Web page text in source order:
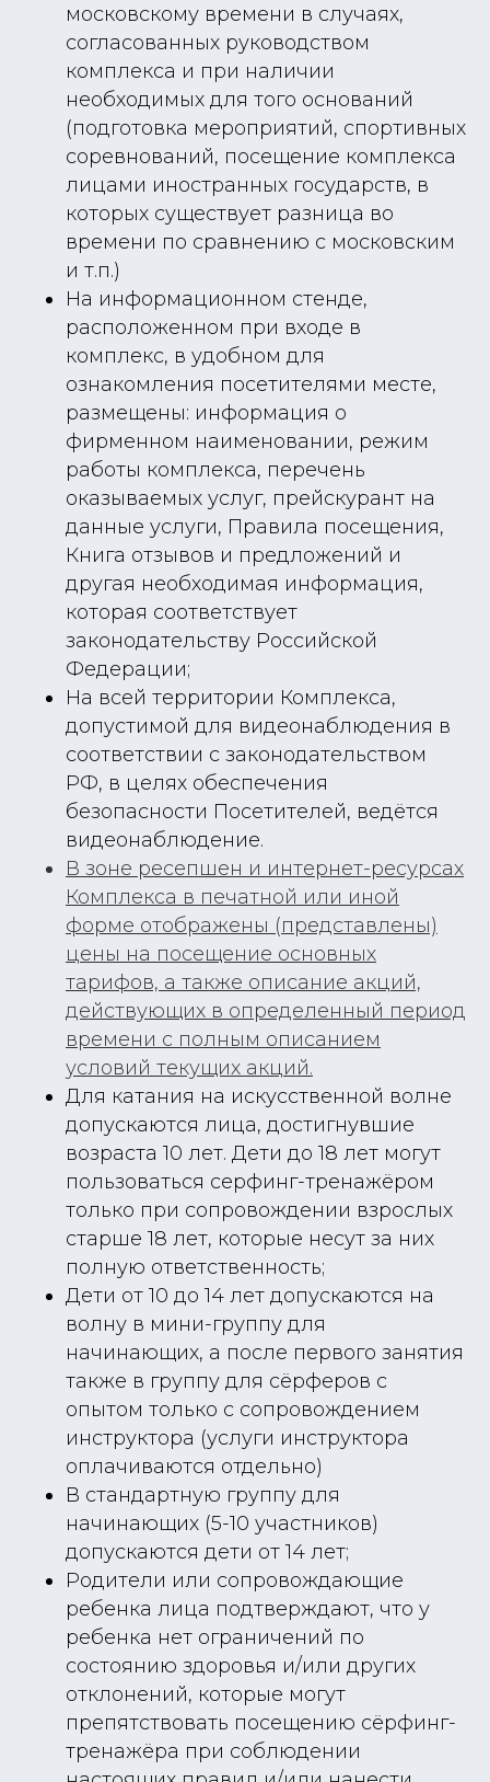
московскому времени в случаях,
согласованных руководством
комплекса и при наличии
необходимых для того оснований
(подготовка мероприятий, спортивных
соревнований, посещение комплекса
лицами иностранных государств, в
которых существует разница во
времени по сравнению с московским
и т.п.)
На информационном стенде,
расположенном при входе в
комплекс, в удобном для
ознакомления посетителями месте,
размещены: информация о
фирменном наименовании, режим
работы комплекса, перечень
оказываемых услуг, прейскурант на
данные услуги, Правила посещения,
Книга отзывов и предложений и
другая необходимая информация,
которая соответствует
законодательству Российской
Федерации;
На всей территории Комплекса,
допустимой для видеонаблюдения в
соответствии с законодательством
РФ, в целях обеспечения
безопасности Посетителей, ведётся
видеонаблюдение.
В зоне ресепшен и интернет-ресурсах
Комплекса в печатной или иной
форме отображены (представлены)
цены на посещение основных
тарифов, а также описание акций,
действующих в определенный период
времени с полным описанием
условий текущих акций.
Для катания на искусственной волне
допускаются лица, достигнувшие
возраста 10 лет. Дети до 18 лет могут
пользоваться серфинг-тренажёром
только при сопровождении взрослых
старше 18 лет, которые несут за них
полную ответственность;
Дети от 10 до 14 лет допускаются на
волну в мини-группу для
начинающих, а после первого занятия
также в группу для сёрферов с
опытом только с сопровождением
инструктора (услуги инструктора
оплачиваются отдельно)
В стандартную группу для
начинающих (5-10 участников)
допускаются дети от 14 лет;
Родители или сопровождающие
ребенка лица подтверждают, что у
ребенка нет ограничений по
состоянию здоровья и/или других
отклонений, которые могут
препятствовать посещению сёрфинг-
тренажёра при соблюдении